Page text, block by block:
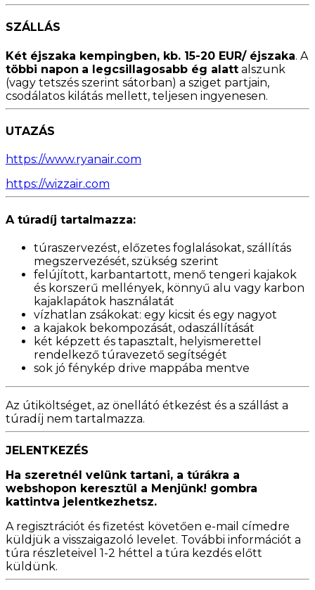
SZÁLLÁS
Két éjszaka kempingben, kb. 15-20 EUR/ éjszaka. A
többi napon a legcsillagosabb ég alatt alszunk
(vagy tetszés szerint sátorban) a sziget partjain,
csodálatos kilátás mellett, teljesen ingyenesen.
UTAZÁS
https://www.ryanair.com
https://wizzair.com
A túradíj tartalmazza:
túraszervezést, előzetes foglalásokat, szállítás
megszervezését, szükség szerint
felújított, karbantartott, menő tengeri kajakok
és korszerű mellények, könnyű alu vagy karbon
kajaklapátok használatát
vízhatlan zsákokat: egy kicsit és egy nagyot
a kajakok bekompozását, odaszállítását
két képzett és tapasztalt, helyismerettel
rendelkező túravezető segítségét
sok jó fénykép drive mappába mentve
Az útiköltséget, az önellátó étkezést és a szállást a
túradíj nem tartalmazza.
JELENTKEZÉS
Ha szeretnél velünk tartani, a túrákra a
webshopon keresztül a Menjünk! gombra
kattintva jelentkezhetsz.
A regisztrációt és fizetést követően e-mail címedre
küldjük a visszaigazoló levelet. További információt a
túra részleteivel 1-2 héttel a túra kezdés előtt
küldünk.